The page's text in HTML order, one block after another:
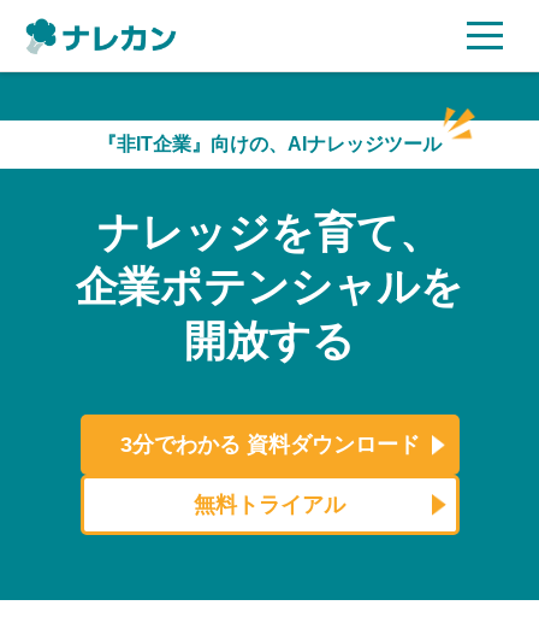
AI機能
ご利用企業様の声
セキュリティ
よくある質問
資料ダウンロード
『非IT企業』向けの、AIナレッジツール
ナレッジを育て、
企業ポテンシャルを
開放する
3分でわかる 資料ダウンロード
無料トライアル